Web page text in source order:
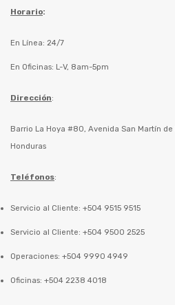
Horario:
En Línea: 24/7
En Oficinas: L-V, 8am-5pm
Dirección:
Barrio La Hoya #80, Avenida San Martín de
Honduras
Teléfonos:
Servicio al Cliente: +504 9515 9515
Servicio al Cliente: +504 9500 2525
Operaciones: +504 9990 4949
Oficinas: +504 2238 4018